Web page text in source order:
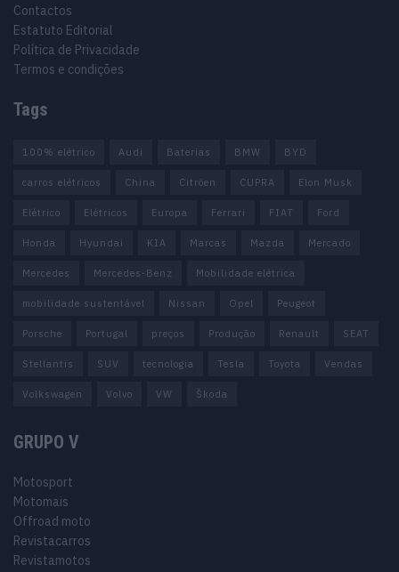
Contactos
Estatuto Editorial
Política de Privacidade
Termos e condições
Tags
100% elétrico Audi Baterias BMW BYD
carros elétricos China Citröen CUPRA Elon Musk
Elétrico Elétricos Europa Ferrari FIAT Ford
Honda Hyundai KIA Marcas Mazda Mercado
Mercedes Mercedes-Benz Mobilidade elétrica
mobilidade sustentável Nissan Opel Peugeot
Porsche Portugal preços Produção Renault SEAT
Stellantis SUV tecnologia Tesla Toyota Vendas
Volkswagen Volvo VW Škoda
GRUPO V
Motosport
Motomais
Offroad moto
Revistacarros
Revistamotos